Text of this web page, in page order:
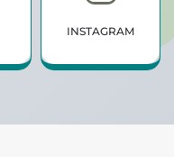
INSTAGRAM